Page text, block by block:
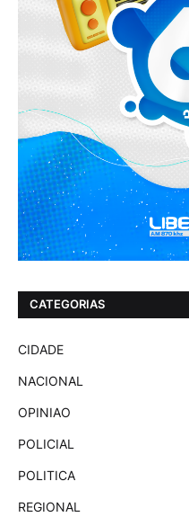
CATEGORIAS
CIDADE
NACIONAL
OPINIAO
POLICIAL
POLITICA
REGIONAL